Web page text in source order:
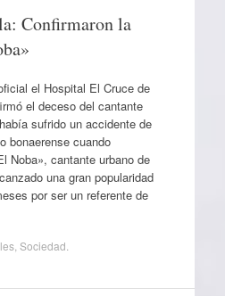
Confirmaron la
el Hospital El Cruce de
el deceso del cantante
sufrido un accidente de
bonaerense cuando
Noba», cantante urbano de
una gran popularidad
por ser un referente de
, Sociedad